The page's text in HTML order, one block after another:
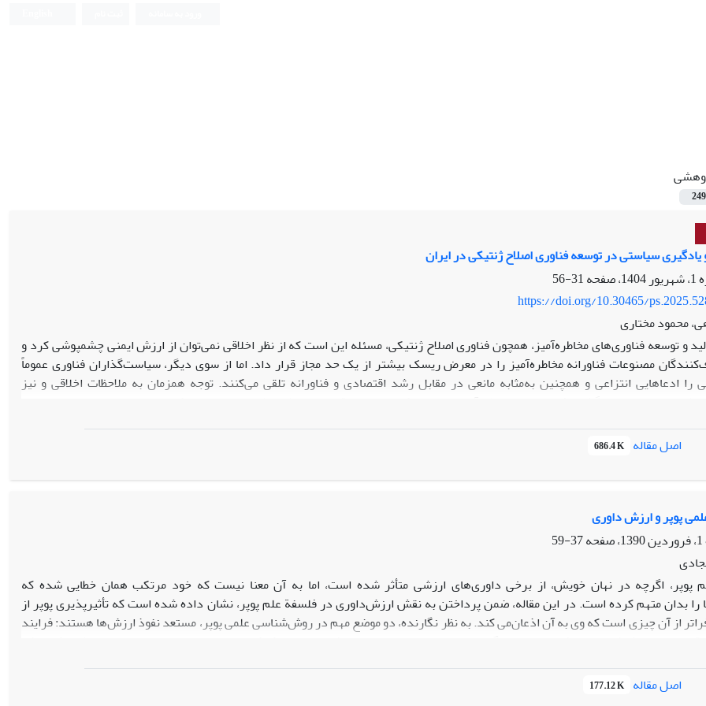
249
یادگیری سیاستی در توسعه فناوری اصلاحژنتیکی در ایران
31-56
https://doi.org/10.30465/
محمود مختاری
و توسعه فناوری‌های مخاطره‌آمیز، همچون فناوری اصلاح ژنتیکی، مسئله این است که از نظراخلاقی نمی‌توان از ارزشایمنی چشمپوشی کرد و
مصنوعاتفناورانه مخاطره‌آمیز را در معرض ریسک بیشتر از یک حد مجاز قرار داد. اما ازسوی دیگر، سیاست‌گذاران فناوری عموماً
را ادعاهایی انتزاعی و همچنین به‌مثابه مانعی در مقابل رشد اقتصادی و فناورانه تلقی می‌کنند. توجه همزمان به ملاحظات اخلاقی و نیز
ذینفعان در سیاست‌گذاری فناوری‌های مخاطره‌آمیز، بدون اینکه منجر به توقف این پروژه‌ها شود، مستلزم رویکردی متوازن، چندجانبه و چندلایه
ایران و چالش‌های آن مورد بررسی واقع می‌شود.
اصل مقاله 686.4 K
پوپر و ارزش داوری
37-59
پوپر، اگر‌چه در نهان خویش، از برخی داوری‌های ارزشی متأثر شده است، اما به آن معنا نیست که خود مرتکب همان خطایی شده که
را بدان متهم کرده است. در این مقاله، ضمن پرداختن به نقش ارزش‌داوری در فلسفة علم پوپر، نشان داده شده است که تأثیرپذیری پوپر از
از آن چیزی است که وی به آن اذعان‌می کند. به نظر نگارنده، دو موضع مهم در روش‌شناسی علمی پوپر، مستعد نفوذ ارزش‌ها هستند: فرایند
قاعده‌های روش‌شناسی، و فرایند انتخاب گزاره‌های پایه. از تحلیل این دو فرایند در روش‌شناسی علمی پوپر، این نتایج استنباط می‌شوند که
دانشمند ارزش‌داوری می‌کند»، و «پوپر هم خود به‌مثابة یک فیلسوف علم، ارزش‌داوری نموده است».
اصل مقاله 177.12 K